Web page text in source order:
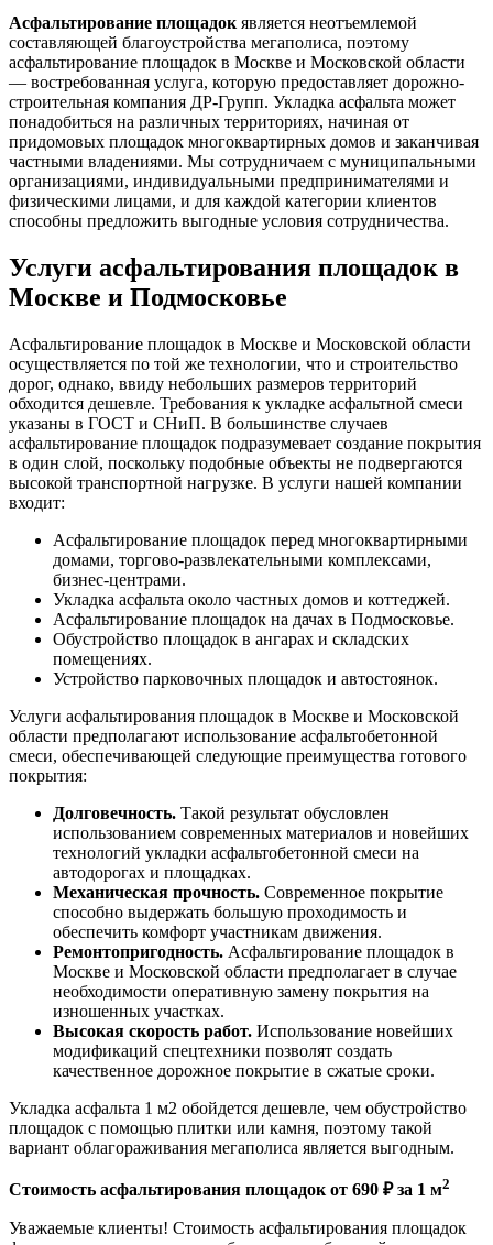
Асфальтирование площадок является неотъемлемой
составляющей благоустройства мегаполиса, поэтому
асфальтирование площадок в Москве и Московской области
— востребованная услуга, которую предоставляет дорожно-
строительная компания ДР-Групп. Укладка асфальта может
понадобиться на различных территориях, начиная от
придомовых площадок многоквартирных домов и заканчивая
частными владениями. Мы сотрудничаем с муниципальными
организациями, индивидуальными предпринимателями и
физическими лицами, и для каждой категории клиентов
способны предложить выгодные условия сотрудничества.
Услуги асфальтирования площадок в
Москве и Подмосковье
Асфальтирование площадок в Москве и Московской области
осуществляется по той же технологии, что и строительство
дорог, однако, ввиду небольших размеров территорий
обходится дешевле. Требования к укладке асфальтной смеси
указаны в ГОСТ и СНиП. В большинстве случаев
асфальтирование площадок подразумевает создание покрытия
в один слой, поскольку подобные объекты не подвергаются
высокой транспортной нагрузке. В услуги нашей компании
входит:
Асфальтирование площадок перед многоквартирными
домами, торгово-развлекательными комплексами,
бизнес-центрами.
Укладка асфальта около частных домов и коттеджей.
Асфальтирование площадок на дачах в Подмосковье.
Обустройство площадок в ангарах и складских
помещениях.
Устройство парковочных площадок и автостоянок.
Услуги асфальтирования площадок в Москве и Московской
области предполагают использование асфальтобетонной
смеси, обеспечивающей следующие преимущества готового
покрытия:
Долговечность. Такой результат обусловлен
использованием современных материалов и новейших
технологий укладки асфальтобетонной смеси на
автодорогах и площадках.
Механическая прочность. Современное покрытие
способно выдержать большую проходимость и
обеспечить комфорт участникам движения.
Ремонтопригодность. Асфальтирование площадок в
Москве и Московской области предполагает в случае
необходимости оперативную замену покрытия на
изношенных участках.
Высокая скорость работ. Использование новейших
модификаций спецтехники позволят создать
качественное дорожное покрытие в сжатые сроки.
Укладка асфальта 1 м2 обойдется дешевле, чем обустройство
площадок с помощью плитки или камня, поэтому такой
вариант облагораживания мегаполиса является выгодным.
Стоимость асфальтирования площадок от 690 ₽ за 1 м2
Уважаемые клиенты! Стоимость асфальтирования площадок